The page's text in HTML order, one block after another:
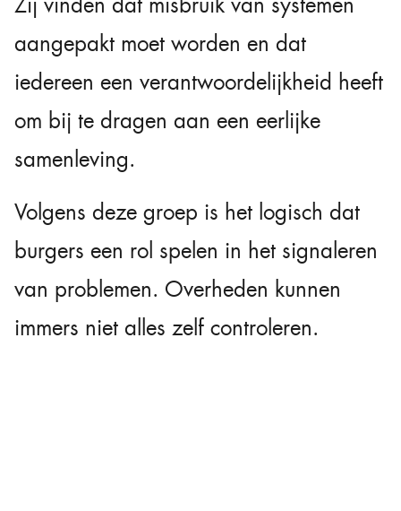
aangepakt moet worden en dat
iedereen een verantwoordelijkheid heeft
om bij te dragen aan een eerlijke
samenleving.
Volgens deze groep is het logisch dat
burgers een rol spelen in het signaleren
van problemen. Overheden kunnen
immers niet alles zelf controleren.